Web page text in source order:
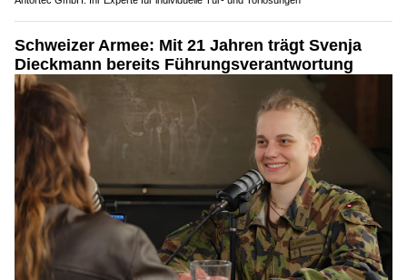
Schweizer Armee: Mit 21 Jahren trägt Svenja
Dieckmann bereits Führungsverantwortung